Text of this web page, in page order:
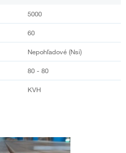
5000
60
Nepohľadové (Nsi)
80 - 80
KVH